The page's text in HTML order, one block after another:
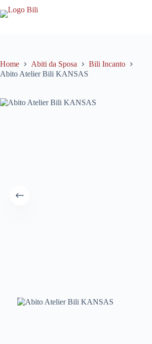
al
Home Abiti da Sposa
Bili Incanto
Abito Atelier Bili KANSAS